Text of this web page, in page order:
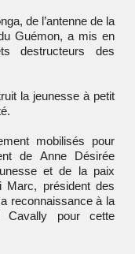
de l’antenne de la
Guémon, a mis en
destructeurs des
la jeunesse à petit
mobilisés pour
de Anne Désirée
et de la paix
Marc, président des
reconnaissance à la
Cavally pour cette